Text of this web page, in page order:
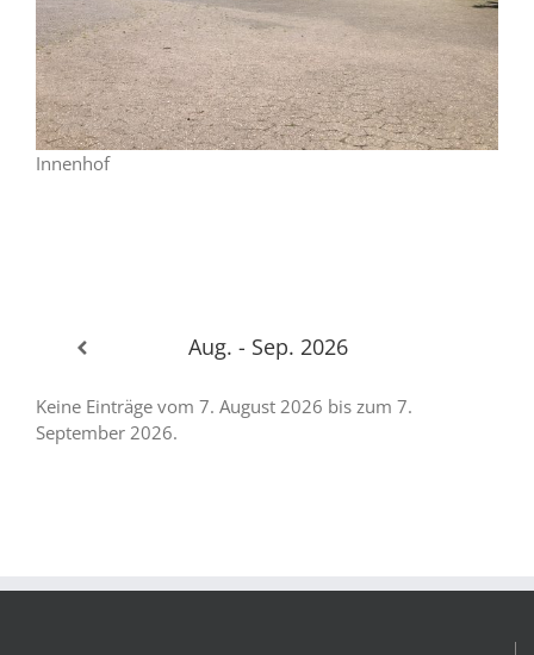
Innenhof
Aug. - Sep. 2026
Keine Einträge vom 7. August 2026 bis zum 7.
September 2026.